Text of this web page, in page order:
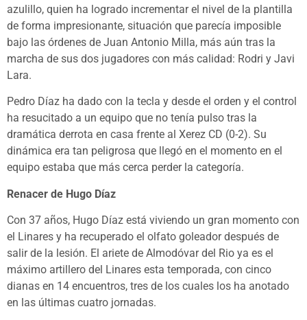
azulillo, quien ha logrado incrementar el nivel de la plantilla
de forma impresionante, situación que parecía imposible
bajo las órdenes de Juan Antonio Milla, más aún tras la
marcha de sus dos jugadores con más calidad: Rodri y Javi
Lara.
Pedro Díaz ha dado con la tecla y desde el orden y el control
ha resucitado a un equipo que no tenía pulso tras la
dramática derrota en casa frente al Xerez CD (0-2). Su
dinámica era tan peligrosa que llegó en el momento en el
equipo estaba que más cerca perder la categoría.
Renacer de Hugo Díaz
Con 37 años, Hugo Díaz está viviendo un gran momento con
el Linares y ha recuperado el olfato goleador después de
salir de la lesión. El ariete de Almodóvar del Rio ya es el
máximo artillero del Linares esta temporada, con cinco
dianas en 14 encuentros, tres de los cuales los ha anotado
en las últimas cuatro jornadas.